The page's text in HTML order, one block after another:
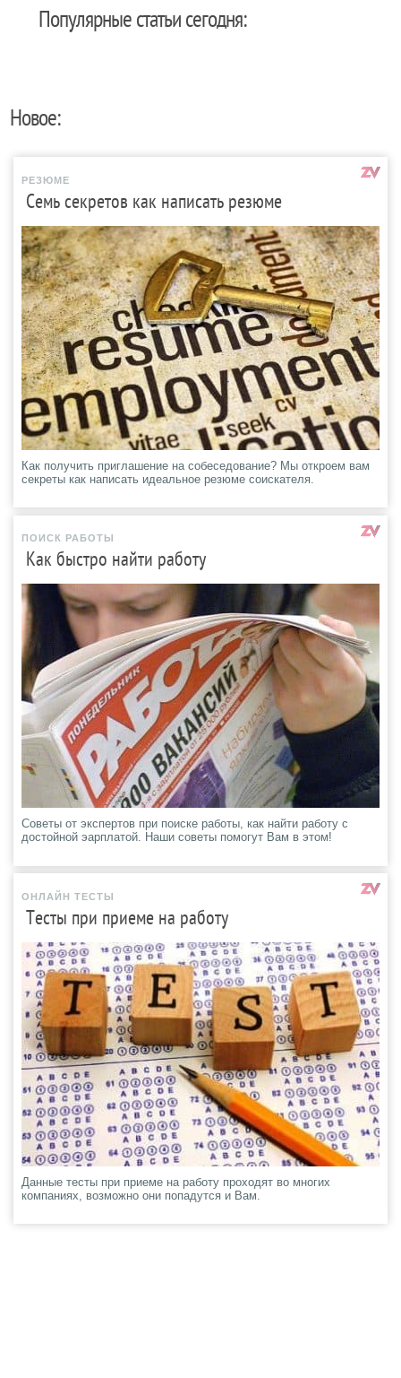
Популярные статьи сегодня:
Новое:
РЕЗЮМЕ
Семь секретов как написать резюме
Как получить приглашение на собеседование? Мы откроем вам
секреты как написать идеальное резюме соискателя.
ПОИСК РАБОТЫ
Как быстро найти работу
Советы от экспертов при поиске работы, как найти работу с
достойной эарплатой. Наши советы помогут Вам в этом!
ОНЛАЙН ТЕСТЫ
Тесты при приеме на работу
Данные тесты при приеме на работу проходят во многих
компаниях, возможно они попадутся и Вам.